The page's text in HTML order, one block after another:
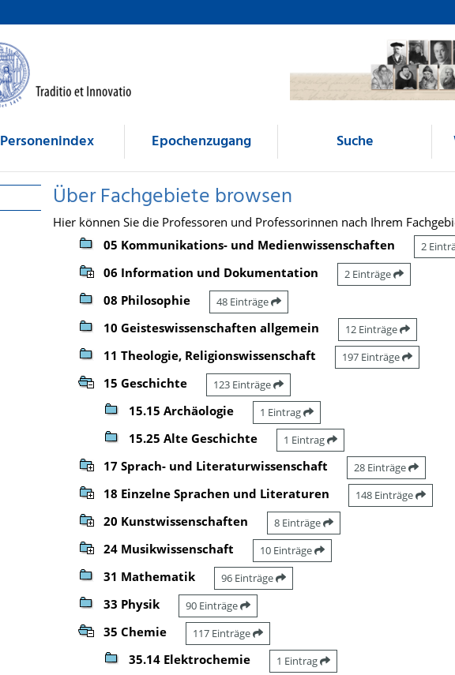
Personenindex Epochenzugang Suche
Über Fachgebiete browsen
Hier können Sie die Professoren und Professorinnen nach Ihrem
05 Kommunikations- und Medienwissenschaften
2
06 Information und Dokumentation 2 Einträge
08 Philosophie 48 Einträge
10 Geisteswissenschaften allgemein 12 Einträge
11 Theologie, Religionswissenschaft 197 Einträge
15 Geschichte 123 Einträge
15.15 Archäologie 1 Eintrag
15.25 Alte Geschichte 1 Eintrag
17 Sprach- und Literaturwissenschaft 28 Einträge
18 Einzelne Sprachen und Literaturen 148 Einträge
20 Kunstwissenschaften 8 Einträge
24 Musikwissenschaft 10 Einträge
31 Mathematik 96 Einträge
33 Physik 90 Einträge
35 Chemie 117 Einträge
35.14 Elektrochemie 1 Eintrag